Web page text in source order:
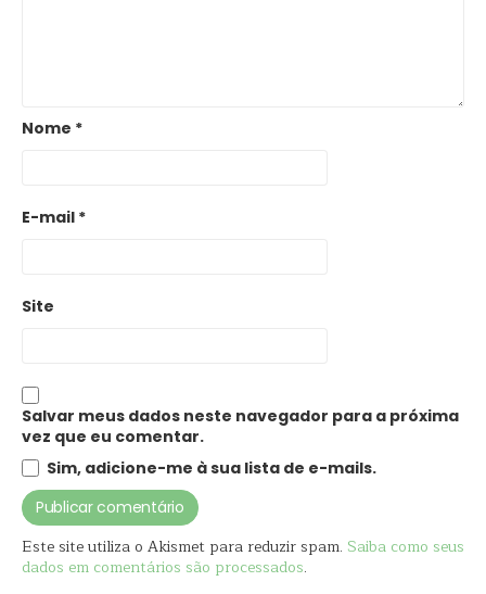
Nome *
E-mail *
Site
Salvar meus dados neste navegador para a próxima
vez que eu comentar.
Sim, adicione-me à sua lista de e-mails.
Este site utiliza o Akismet para reduzir spam. Saiba como seus
dados em comentários são processados.